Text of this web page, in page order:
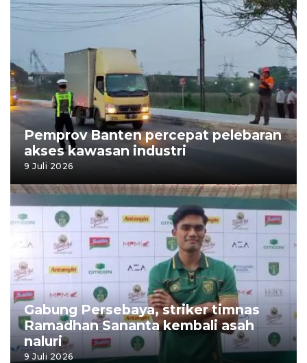
Pemprov Banten percepat pelebaran
akses kawasan industri
9 Juli 2026
Gabung Persebaya, striker timnas
Ramadhan Sananta kembali asah
naluri
9 Juli 2026